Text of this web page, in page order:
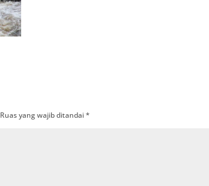
Ruas yang wajib ditandai*